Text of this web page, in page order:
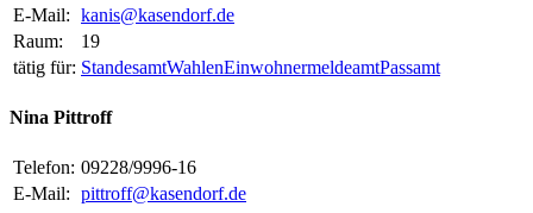
E-Mail: kanis@kasendorf.de
Raum:
19
tätig für: StandesamtWahlenEinwohnermeldeamtPassamt
Nina Pittroff
Telefon: 09228/9996-16
E-Mail: pittroff@kasendorf.de